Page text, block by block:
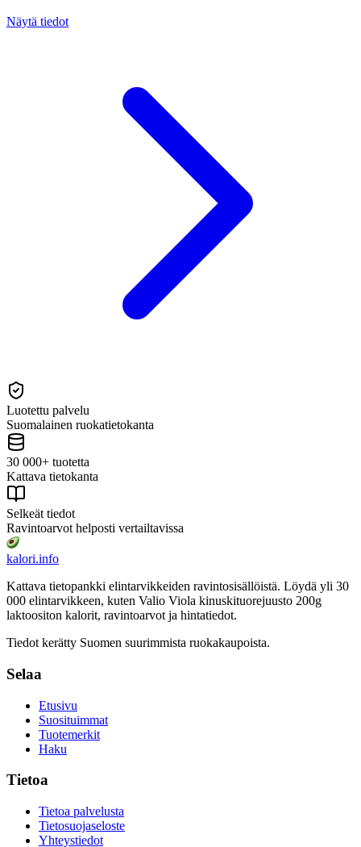
Näytä tiedot
Luotettu palvelu
Suomalainen ruokatietokanta
30 000+ tuotetta
Kattava tietokanta
Selkeät tiedot
Ravintoarvot helposti vertailtavissa
kalori.info
Kattava tietopankki elintarvikkeiden ravintosisällöistä. Löydä yli 30
000 elintarvikkeen, kuten Valio Viola kinuskituorejuusto 200g
laktoositon kalorit, ravintoarvot ja hintatiedot.
Tiedot kerätty Suomen suurimmista ruokakaupoista.
Selaa
Etusivu
Suosituimmat
Tuotemerkit
Haku
Tietoa
Tietoa palvelusta
Tietosuojaseloste
Yhteystiedot